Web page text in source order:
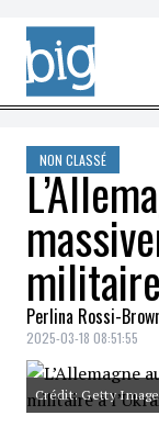
Skip to content
NON CLASSÉ
Perlina Rossi-
2025-03-18 08:51:55
Crédit: Getty